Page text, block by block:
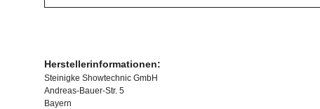
Herstellerinformationen:
Steinigke Showtechnic GmbH
Andreas-Bauer-Str. 5
Bayern